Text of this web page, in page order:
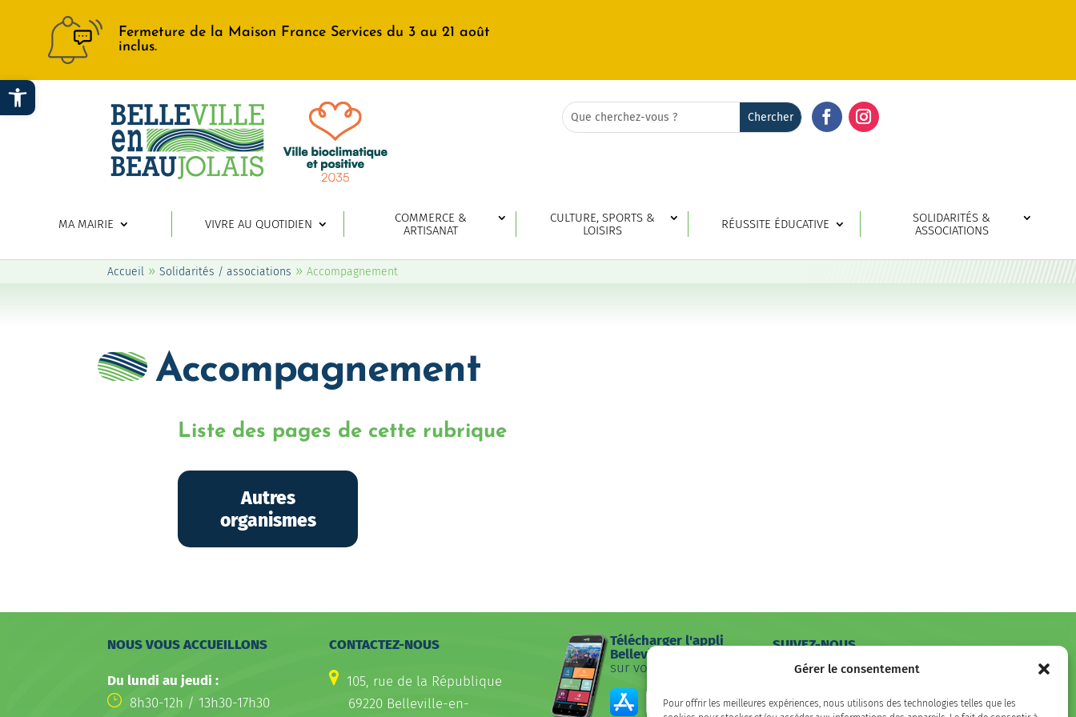
Ouvrir la barre d’outils
Gérer le consentement
Pour offrir les meilleures expériences, nous utilisons des technologies telles que les
Fermeture de la Maison France Services du 3 au 21 août
inclus.
Rechercher:
Search
for...
MA MAIRIE VIVRE AU QUOTIDIEN
COMMERCE &
ARTISANAT
CULTURE, SPORTS &
LOISIRS
RÉUSSITE ÉDUCATIVE
SOLIDARITÉS &
ASSOCIATIONS
Accueil »Solidarités / associations »Accompagnement
Accompagnement
Liste des pages de cette rubrique
Autres
organismes
NOUS VOUS ACCUEILLONS
Du lundi au jeudi :
8h30-12h / 13h30-17h30
CONTACTEZ-NOUS
105, rue de la République
69220 Belleville-en-
Télécharger l'appli
Belleville
sur votre smartphone
SUIVEZ-NOUS